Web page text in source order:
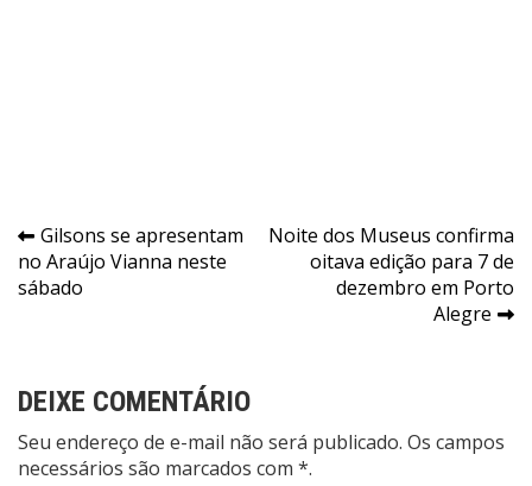
Navegação
de
Gilsons se apresentam
no Araújo Vianna neste
sábado
Noite dos Museus confirma
oitava edição para 7 de
dezembro em Porto
Alegre
DEIXE COMENTÁRIO
Seu endereço de e-mail não será publicado. Os campos
necessários são marcados com *.